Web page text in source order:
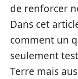
de renforcer
Dans cet
comment un
seulement
Terre mais